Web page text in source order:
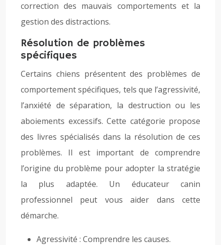
correction des mauvais comportements et la
gestion des distractions.
Résolution de problèmes
spécifiques
Certains chiens présentent des problèmes de
comportement spécifiques, tels que l’agressivité,
l’anxiété de séparation, la destruction ou les
aboiements excessifs. Cette catégorie propose
des livres spécialisés dans la résolution de ces
problèmes. Il est important de comprendre
l’origine du problème pour adopter la stratégie
la plus adaptée. Un éducateur canin
professionnel peut vous aider dans cette
démarche.
Agressivité : Comprendre les causes.